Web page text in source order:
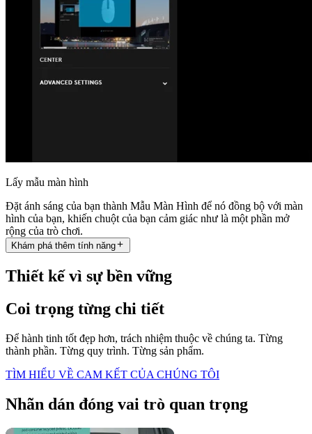
Lấy mẫu màn hình
Đặt ánh sáng của bạn thành Mẫu Màn Hình để nó đồng bộ với màn
hình của bạn, khiến chuột của bạn cảm giác như là một phần mở
rộng của trò chơi.
Khám phá thêm tính năng
Thiết kế vì sự bền vững
Coi trọng từng chi tiết
Để hành tinh tốt đẹp hơn, trách nhiệm thuộc về chúng ta. Từng
thành phần. Từng quy trình. Từng sản phẩm.
TÌM HIỂU VỀ CAM KẾT CỦA CHÚNG TÔI
Nhãn dán đóng vai trò quan trọng